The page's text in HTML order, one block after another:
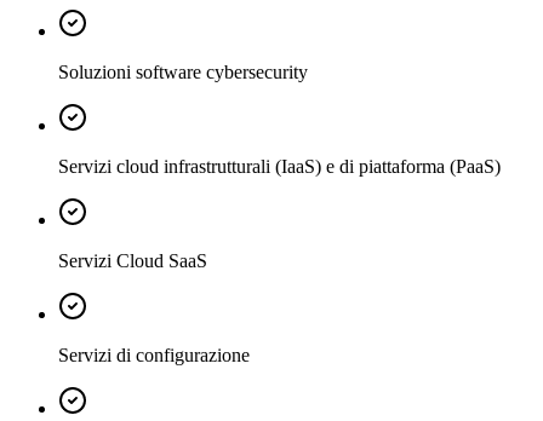
Soluzioni software cybersecurity
Servizi cloud infrastrutturali (IaaS) e di piattaforma (PaaS)
Servizi Cloud SaaS
Servizi di configurazione